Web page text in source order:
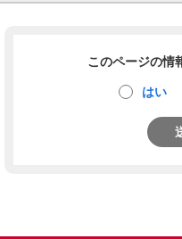
このページの情
はい